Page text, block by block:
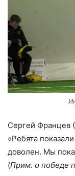
Сергей
«Ребята
доволен. Мы
(Прим. о победе